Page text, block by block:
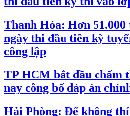
Thanh Hóa: Hơn 51.000
ngày thi đầu tiên kỳ
công lập
TP HCM bắt đầu chấm
nay công bố đáp án
Hải Phòng: Để không